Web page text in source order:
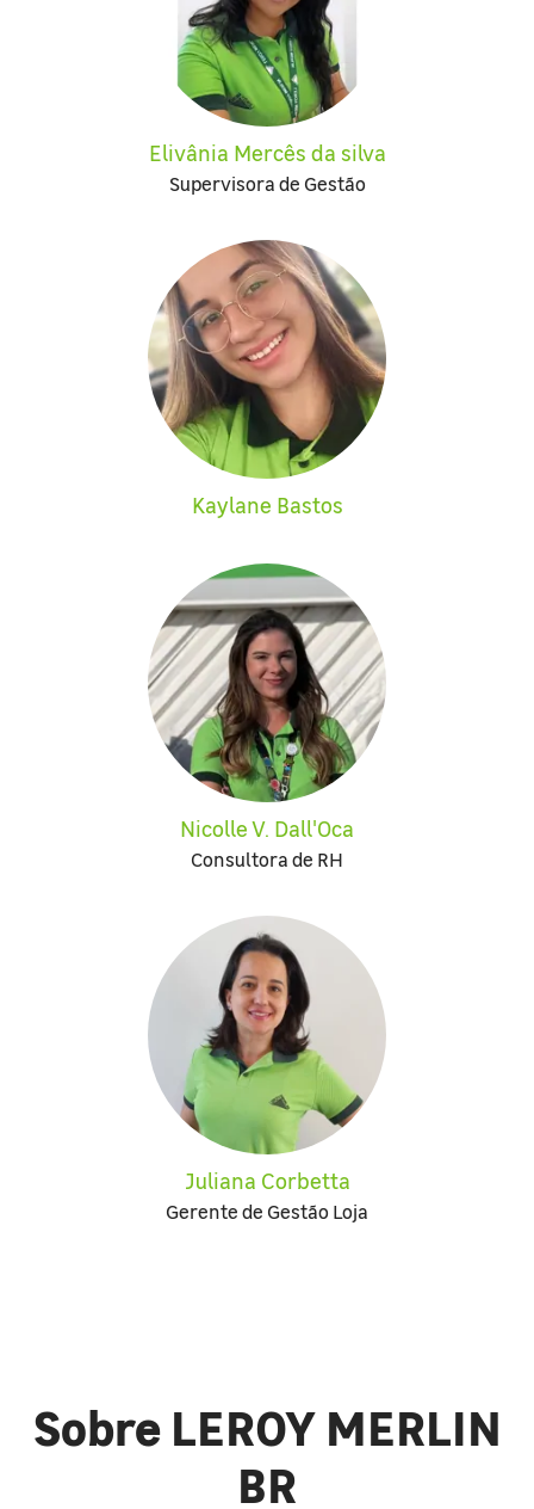
Elivânia Mercês da silva
Supervisora de Gestão
Kaylane Bastos
Nicolle V. Dall'Oca
Consultora de RH
Juliana Corbetta
Gerente de Gestão Loja
Sobre LEROY MERLIN
BR